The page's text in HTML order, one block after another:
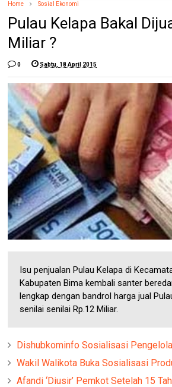
Home Sosial Ekonomi
Pulau Kelapa Bakal
Miliar ?
0 Sabtu, 18 April 2015
Isu penjualan Pulau Kelapa di
Kabupaten Bima kembali santer
lengkap dengan bandrol harga jual
senilai senilai Rp.12 Miliar.
Dishubkominfo Sosialisasi
Wakil Walikota Buka Sosialisasi
Afandi ‘Diusir’ Pemkot Setelah 15